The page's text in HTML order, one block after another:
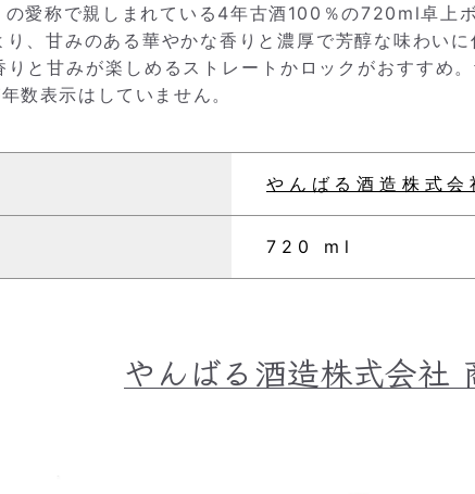
愛称で親しまれている4年古酒100％の720ml卓上
り、甘みのある華やかな香りと濃厚で芳醇な味わい
と甘みが楽しめるストレートかロックがおすすめ
数表示はしていません。
やんばる酒造株式会
720 ml
やんばる酒造株式会社